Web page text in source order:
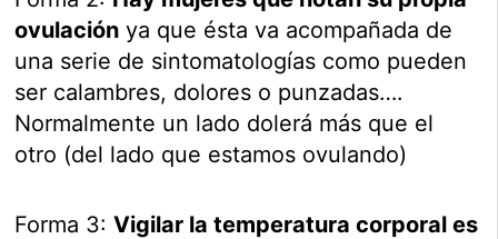
ovulación ya que ésta va acompañada de
una serie de sintomatologías como pueden
ser calambres, dolores o punzadas….
Normalmente un lado dolerá más que el
otro (del lado que estamos ovulando)
Forma 3:Vigilar la temperatura corporal es